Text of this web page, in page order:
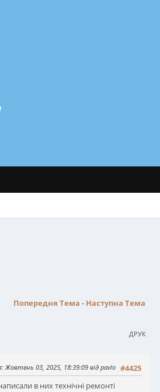
Попередня Тема - Наступна Тема
ДРУК
#4425
: Жовтень 03, 2025, 18:39:09 від pavlo
в них технічні ремонті